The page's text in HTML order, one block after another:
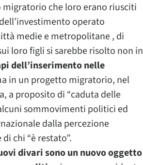
che loro erano riusciti
operato
medie e metropolitane , di
loro figli si sarebbe risolto non in
dell’inserimento nelle
in un progetto migratorio, nel
a proposito di “caduta delle
sommovimenti politici ed
dalla percezione
chi “è restato”.
divari sono un nuovo oggetto